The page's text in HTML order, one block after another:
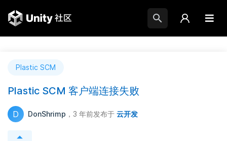
Plastic SCM
Plastic SCM 客户端连接失败
D DonShrimp ，3 年前发布于 云开发